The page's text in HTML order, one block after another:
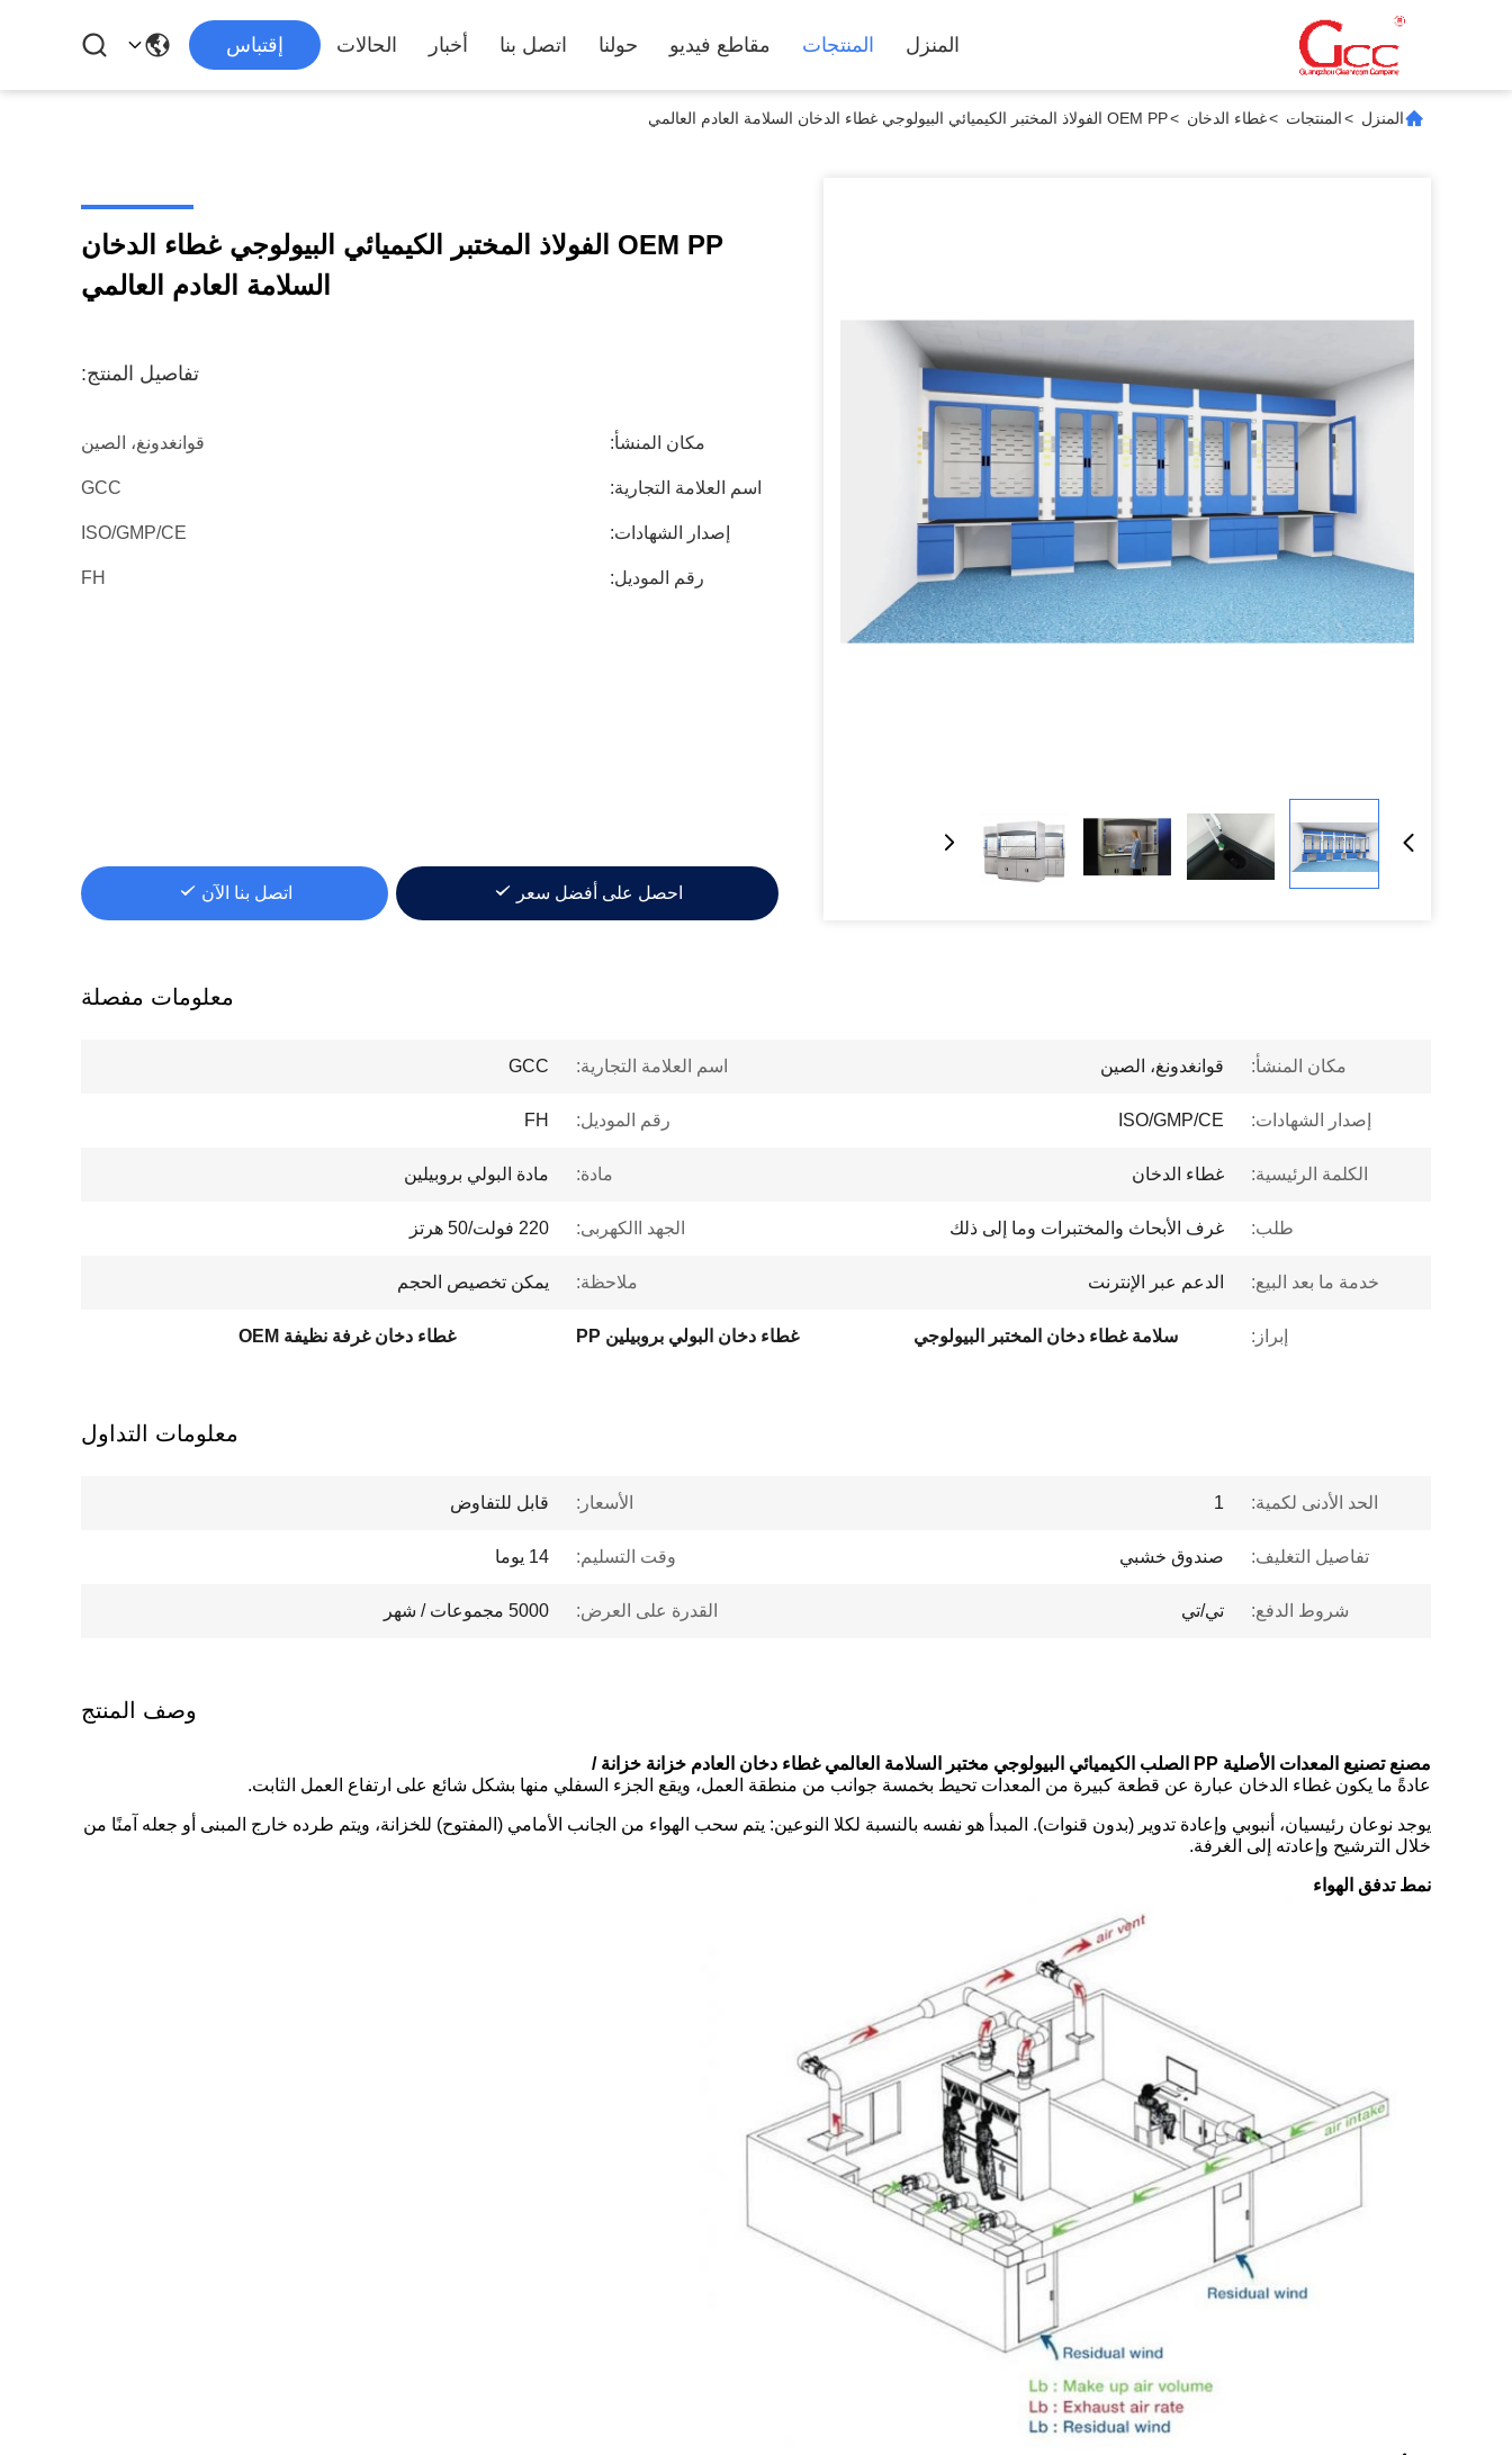
المنزل المنتجات مقاطع فيديو حولنا اتصل بنا أخبار الحالات إقتباس
المنزل >المنتجات >غطاء الدخان >OEM PP الفولاذ المختبر الكيميائي البيولوجي غطاء الدخان السلامة العادم العالمي
OEM PP الفولاذ المختبر الكيميائي البيولوجي غطاء الدخان
السلامة العادم العالمي
تفاصيل المنتج:
مكان المنشأ: قوانغدونغ، الصين
اسم العلامة التجارية: GCC
إصدار الشهادات: ISO/GMP/CE
رقم الموديل: FH
احصل على أفضل سعر اتصل بنا الآن
معلومات مفصلة
مكان المنشأ: قوانغدونغ، الصين اسم العلامة التجارية: GCC
إصدار الشهادات: ISO/GMP/CE رقم الموديل: FH
الكلمة الرئيسية: غطاء الدخان مادة: مادة البولي بروبيلين
طلب: غرف الأبحاث والمختبرات وما إلى ذلك الجهد االكهربى: 220 فولت/50 هرتز
خدمة ما بعد البيع: الدعم عبر الإنترنت ملاحظة: يمكن تخصيص الحجم
إبراز: سلامة غطاء دخان المختبر البيولوجي غطاء دخان البولي بروبيلين PP غطاء دخان غرفة نظيفة OEM
معلومات التداول
الحد الأدنى لكمية: 1 الأسعار: قابل للتفاوض
تفاصيل التغليف: صندوق خشبي وقت التسليم: 14 يوما
شروط الدفع: تي/تي القدرة على العرض: 5000 مجموعات / شهر
وصف المنتج
مصنع تصنيع المعدات الأصلية PP الصلب الكيميائي البيولوجي مختبر السلامة العالمي غطاء دخان العادم خزانة خزانة /
عادةً ما يكون غطاء الدخان عبارة عن قطعة كبيرة من المعدات تحيط بخمسة جوانب من منطقة العمل، ويقع الجزء السفلي منها بشكل شائع على ارتفاع العمل الثابت.
يوجد نوعان رئيسيان، أنبوبي وإعادة تدوير (بدون قنوات). المبدأ هو نفسه بالنسبة لكلا النوعين: يتم سحب الهواء من الجانب الأمامي (المفتوح) للخزانة، ويتم طرده خارج المبنى أو جعله آمنًا من
خلال الترشيح وإعادته إلى الغرفة.
نمط تدفق الهواء